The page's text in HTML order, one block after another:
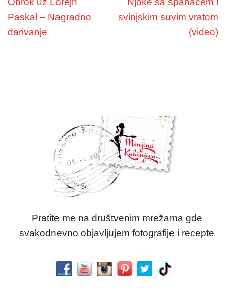
Paskal – Nagradno
darivanje
svinjskim suvim vratom
(video)
Pratite me na društvenim mrežama gde
svakodnevno objavljujem fotografije i recepte